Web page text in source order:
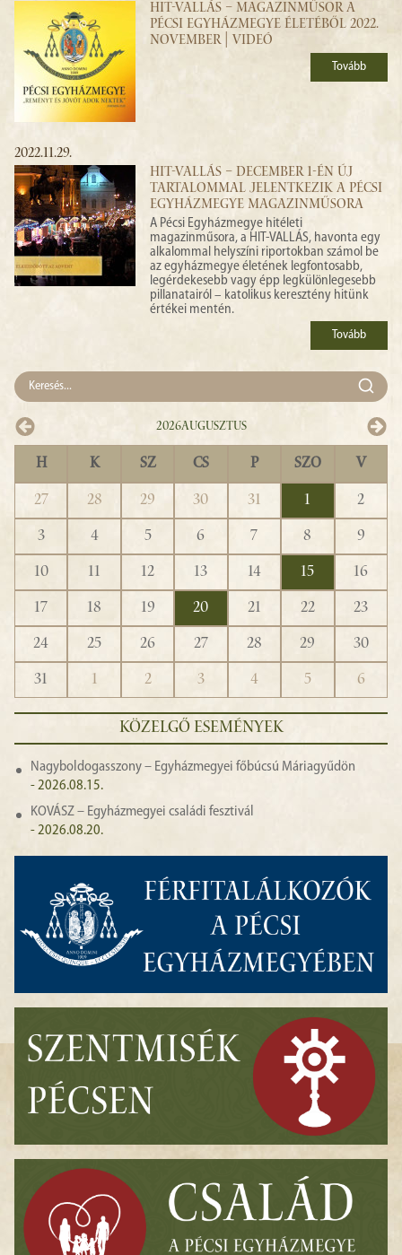
HIT-VALLÁS – MAGAZINMŰSOR A
PÉCSI EGYHÁZMEGYE ÉLETÉBŐL 2022.
NOVEMBER | VIDEÓ
Tovább
2022.11.29.
HIT-VALLÁS – DECEMBER 1-ÉN ÚJ
TARTALOMMAL JELENTKEZIK A PÉCSI
EGYHÁZMEGYE MAGAZINMŰSORA
A Pécsi Egyházmegye hitéleti
magazinműsora, a HIT-VALLÁS, havonta egy
alkalommal helyszíni riportokban számol be
az egyházmegye életének legfontosabb,
legérdekesebb vagy épp legkülönlegesebb
pillanatairól – katolikus keresztény hitünk
értékei mentén.
Tovább
2026Augusztus
H K SZ CS P SZO V
27 28 29 30 31 1
2
3
4 5 6 7 8
9
10
11 12 13 14 15
16
17
18 19 20 21 22
23
24
25 26 27 28 29
30
31
1 2 3 4 5 6
KÖZELGŐ ESEMÉNYEK
Nagyboldogasszony – Egyházmegyei főbúcsú Máriagyűdön
- 2026.08.15.
KOVÁSZ – Egyházmegyei családi fesztivál
- 2026.08.20.